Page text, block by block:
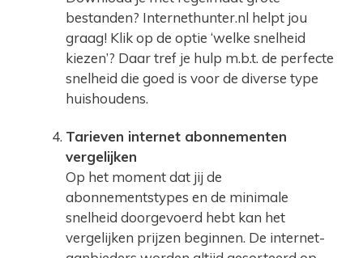
bestanden? Internethunter.nl helpt jou
graag! Klik op de optie ‘welke snelheid
kiezen’? Daar tref je hulp m.b.t. de perfecte
snelheid die goed is voor de diverse type
huishoudens.
Tarieven internet abonnementen
vergelijken
Op het moment dat jij de
abonnementstypes en de minimale
snelheid doorgevoerd hebt kan het
vergelijken prijzen beginnen. De internet-